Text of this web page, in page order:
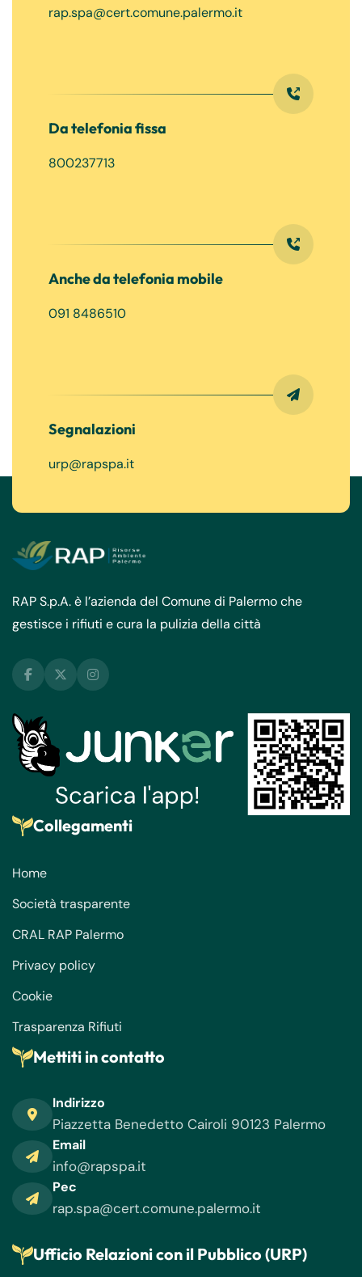
rap.spa@cert.comune.palermo.it
Da telefonia fissa
800237713
Anche da telefonia mobile
091 8486510
Segnalazioni
urp@rapspa.it
RAP S.p.A. è l’azienda del Comune di Palermo che
gestisce i rifiuti e cura la pulizia della città
Collegamenti
Home
Società trasparente
CRAL RAP Palermo
Privacy policy
Cookie
Trasparenza Rifiuti
Mettiti in contatto
Indirizzo
Piazzetta Benedetto Cairoli 90123 Palermo
Email
info@rapspa.it
Pec
rap.spa@cert.comune.palermo.it
Ufficio Relazioni con il Pubblico (URP)